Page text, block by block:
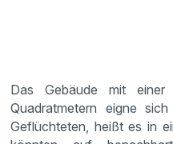
Das Gebäude mit
Quadratmetern eigne
Geflüchteten, heißt es in